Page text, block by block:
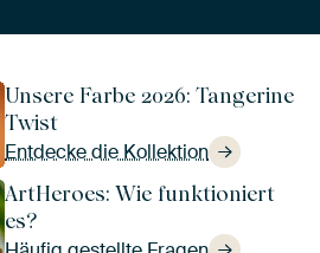
Unsere Farbe 2026: Tangerine
Twist
Entdecke die Kollektion
ArtHeroes: Wie funktioniert
es?